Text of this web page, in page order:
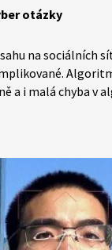
otázky
na sociálních
a i malá chyba v
budou v praxi.